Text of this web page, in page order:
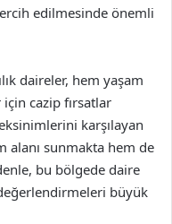
edilmesinde önemli
daireler, hem yaşam
için cazip fırsatlar
karşılayan
alanı sunmakta hem de
bu bölgede daire
büyük